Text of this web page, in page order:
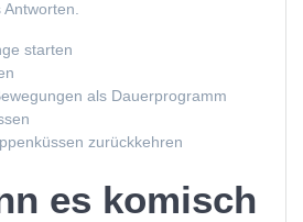
starten
als Dauerprogramm
zurückkehren
es komisch